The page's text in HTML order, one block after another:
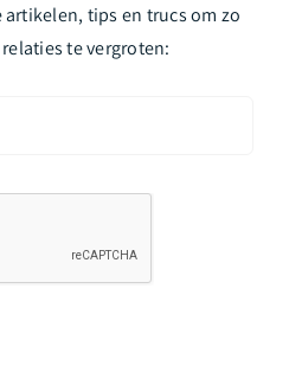
tips en trucs om zo
te vergroten: